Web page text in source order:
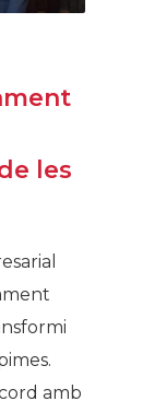
les
amb